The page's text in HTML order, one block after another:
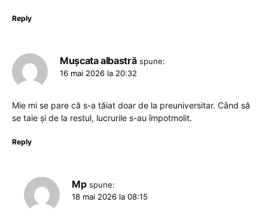
Reply
Mușcata albastră spune:
16 mai 2026 la 20:32
Mie mi se pare că s-a tăiat doar de la preuniversitar. Când să
se taie și de la restul, lucrurile s-au împotmolit.
Reply
Mp spune:
18 mai 2026 la 08:15